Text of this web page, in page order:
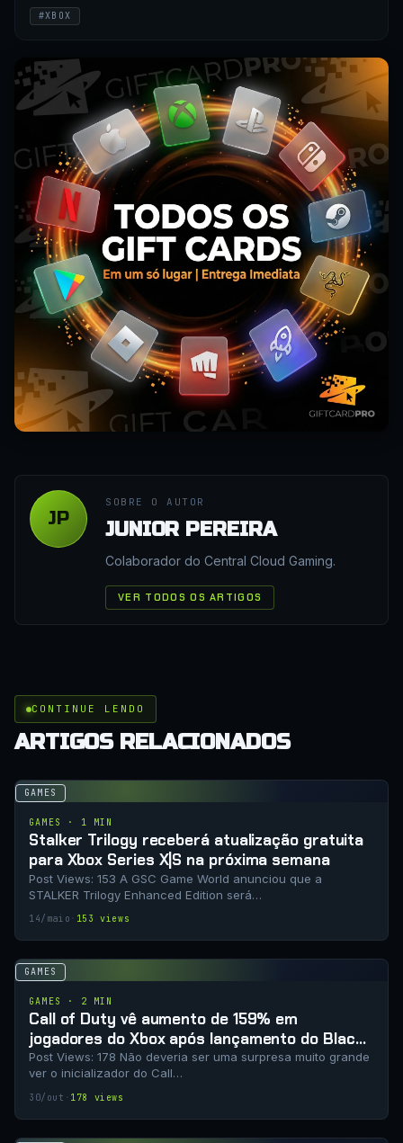
#XBOX
JP
SOBRE O AUTOR
JUNIOR PEREIRA
Colaborador do Central Cloud Gaming.
VER TODOS OS ARTIGOS
CONTINUE LENDO
ARTIGOS RELACIONADOS
GAMES
GAMES · 1 MIN
Stalker Trilogy receberá atualização gratuita
para Xbox Series X|S na próxima semana
Post Views: 153 A GSC Game World anunciou que a
STALKER Trilogy Enhanced Edition será…
14/maio · 153 views
GAMES
GAMES · 2 MIN
Call of Duty vê aumento de 159% em
jogadores do Xbox após lançamento do Black
Ops 6 Game Pass
Post Views: 178 Não deveria ser uma surpresa muito grande
ver o inicializador do Call…
30/out · 178 views